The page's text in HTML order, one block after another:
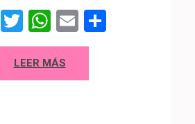
Facebook
Twitter
WhatsApp
Email
LEER MÁS